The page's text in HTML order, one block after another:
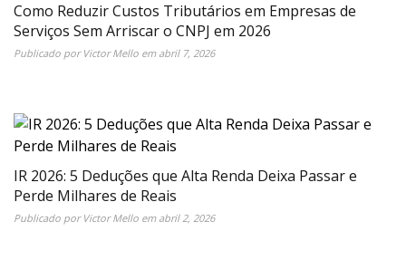
Como Reduzir Custos Tributários em Empresas de
Serviços Sem Arriscar o CNPJ em 2026
Publicado por Victor Mello em abril 7, 2026
IR 2026: 5 Deduções que Alta Renda Deixa Passar e
Perde Milhares de Reais
Publicado por Victor Mello em abril 2, 2026